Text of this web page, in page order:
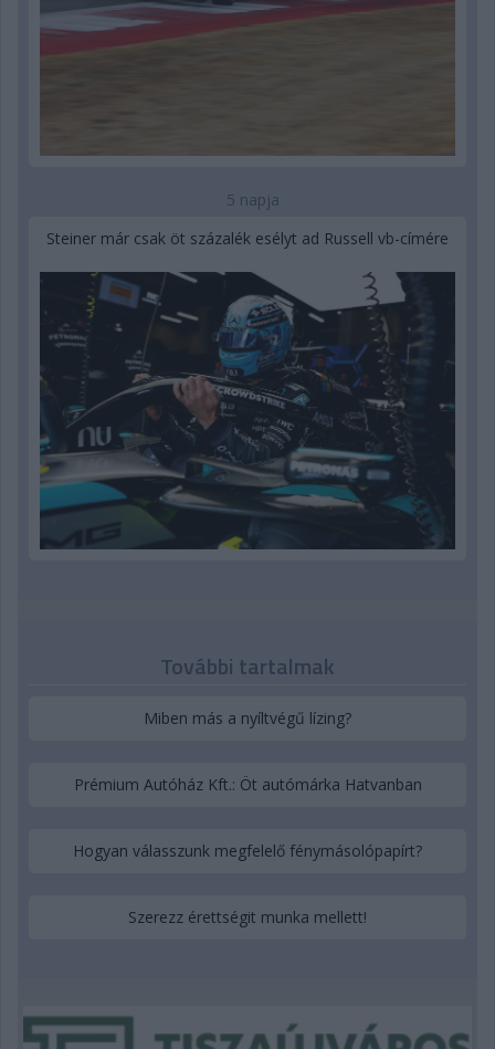
5 napja
Steiner már csak öt százalék esélyt ad Russell vb-címére
További tartalmak
Miben más a nyíltvégű lízing?
Prémium Autóház Kft.: Öt autómárka Hatvanban
Hogyan válasszunk megfelelő fénymásolópapírt?
Szerezz érettségit munka mellett!